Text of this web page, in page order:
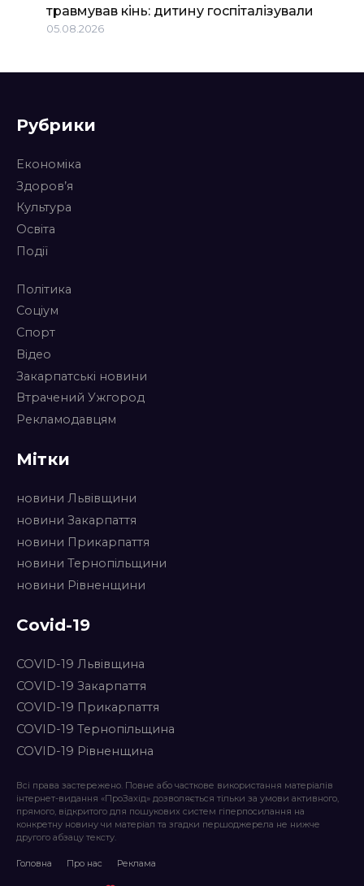
травмував кінь: дитину госпіталізували
05.08.2026
Рубрики
Економіка
Здоров’я
Культура
Освіта
Події
Політика
Соціум
Спорт
Відео
Закарпатські новини
Втрачений Ужгород
Рекламодавцям
Мітки
новини Львівщини
новини Закарпаття
новини Прикарпаття
новини Тернопільщини
новини Рівненщини
Covid-19
COVID-19 Львівщина
COVID-19 Закарпаття
COVID-19 Прикарпаття
COVID-19 Тернопільщина
COVID-19 Рівненщина
Всі права застережено. Повне або часткове використання матеріалів
інтернет-видання «ПроЗахід» дозволяється тільки за умови активного,
прямого, відкритого для пошукових систем гіперпосилання на
конкретну новину чи матеріал та згадки першоджерела не нижче
другого абзацу тексту.
Головна Про нас Реклама